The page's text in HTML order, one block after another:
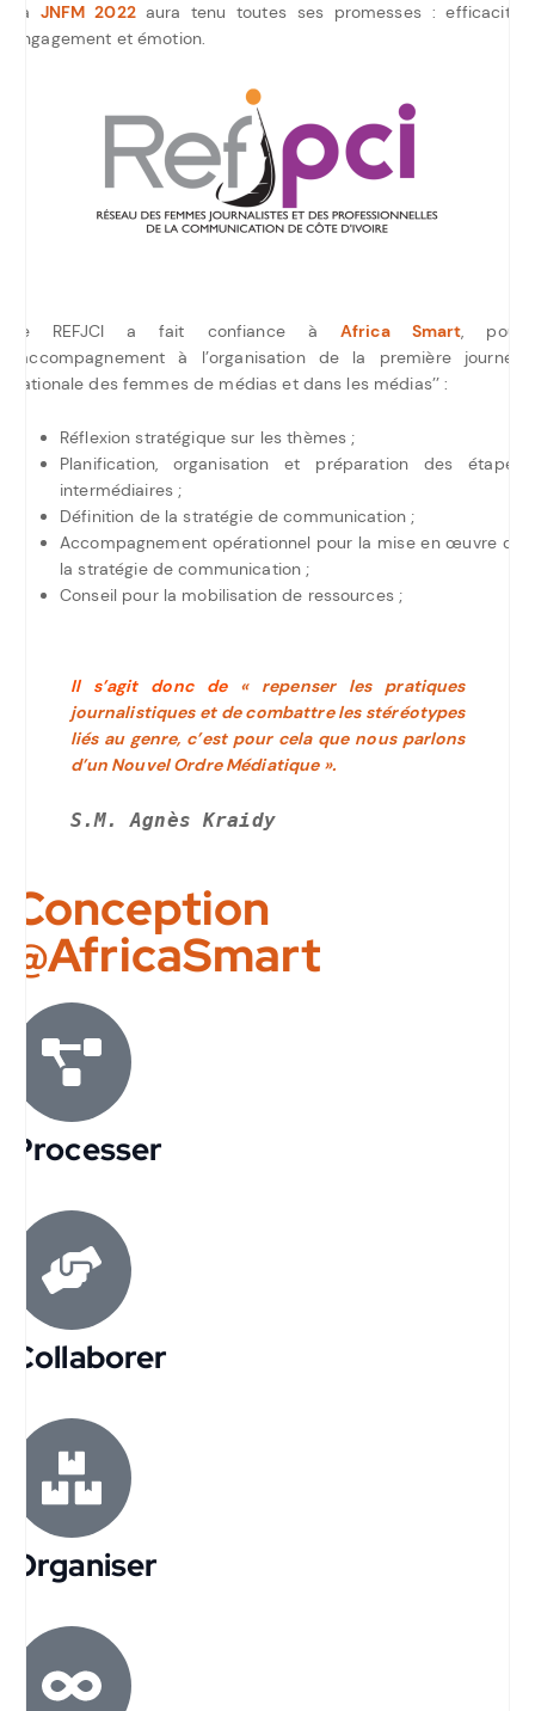
La JNFM 2022 aura tenu toutes ses promesses : efficacité,
engagement et émotion.
Le REFJCI a fait confiance à Africa Smart, pour
l’accompagnement à l’organisation de la première journée
nationale des femmes de médias et dans les médias’’ :
Réflexion stratégique sur les thèmes ;
Planification, organisation et préparation des étapes
intermédiaires ;
Définition de la stratégie de communication ;
Accompagnement opérationnel pour la mise en œuvre de
la stratégie de communication ;
Conseil pour la mobilisation de ressources ;
Il s’agit donc de « repenser les pratiques
journalistiques et de combattre les stéréotypes
liés au genre, c’est pour cela que nous parlons
d’un Nouvel Ordre Médiatique ».
S.M. Agnès Kraidy
Conception
@AfricaSmart
Processer
Collaborer
Organiser